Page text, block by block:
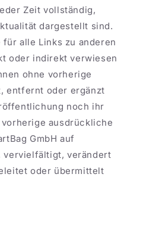
Zeit vollständig,
dargestellt sind.
alle Links zu anderen
oder indirekt verwiesen
ohne vorherige
entfernt oder ergänzt
noch ihr
ausdrückliche
GmbH auf
vervielfältigt, verändert
oder übermittelt